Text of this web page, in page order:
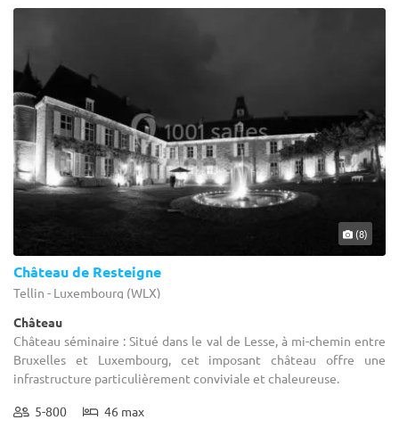
(8)
Château de Resteigne
Tellin - Luxembourg (WLX)
Château
Château séminaire : Situé dans le val de Lesse, à mi-chemin entre
Bruxelles et Luxembourg, cet imposant château offre une
infrastructure particulièrement conviviale et chaleureuse.
5-800 46 max